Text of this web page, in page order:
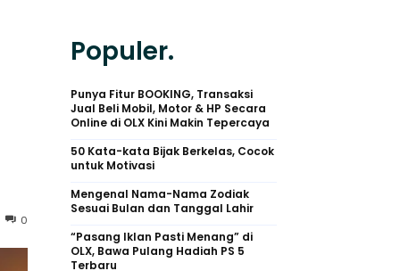
0
Populer.
Punya Fitur BOOKING, Transaksi
Jual Beli Mobil, Motor & HP Secara
Online di OLX Kini Makin Tepercaya
50 Kata-kata Bijak Berkelas, Cocok
untuk Motivasi
Mengenal Nama-Nama Zodiak
Sesuai Bulan dan Tanggal Lahir
“Pasang Iklan Pasti Menang” di
OLX, Bawa Pulang Hadiah PS 5
Terbaru